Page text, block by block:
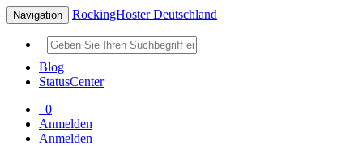
Navigation RockingHoster Deutschland
Blog
StatusCenter
0
Anmelden
Anmelden